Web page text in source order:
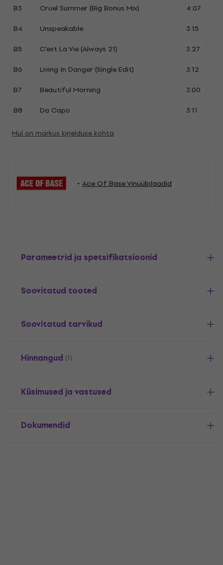
B3 Cruel Summer (Big Bonus Mix)
4:07
B4
Unspeakable
3:15
B5
C'est La Vie (Always 21)
3:27
B6
Living In Danger (Single Edit)
3:12
B7
Beautiful Morning
3:00
B8
Da Capo 3:11
Mul on märkus kirjelduse kohta
Ace Of Base Vinüülplaadid
Parameetrid ja spetsifikatsioonid
Soovitatud tooted
Soovitatud tarvikud
Hinnangud (1)
Küsimused ja vastused
Dokumendid